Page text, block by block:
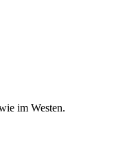
im Westen.